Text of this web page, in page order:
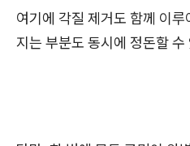
여기에 각질 제거도 함께 이
지는 부분도 동시에 정돈할 수